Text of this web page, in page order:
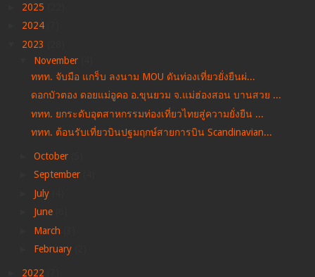
2025
2024
2023
November
ททท. จับมือ แกร็บ ลงนาม MOU ดันท่องเที่ยวยั่งยืนผ่...
ดอกบัวตอง ดอยแม่อูคอ อ.ขุนยวม จ.แม่ฮ่องสอน บานสวย ...
ททท. ยกระดับอุตสาหกรรมท่องเที่ยวไทยสู่ความยั่งยืน ...
ททท. ต้อนรับเที่ยวบินปฐมฤกษ์สายการบิน Scandinavian...
October
September
July
June
March
February
2022